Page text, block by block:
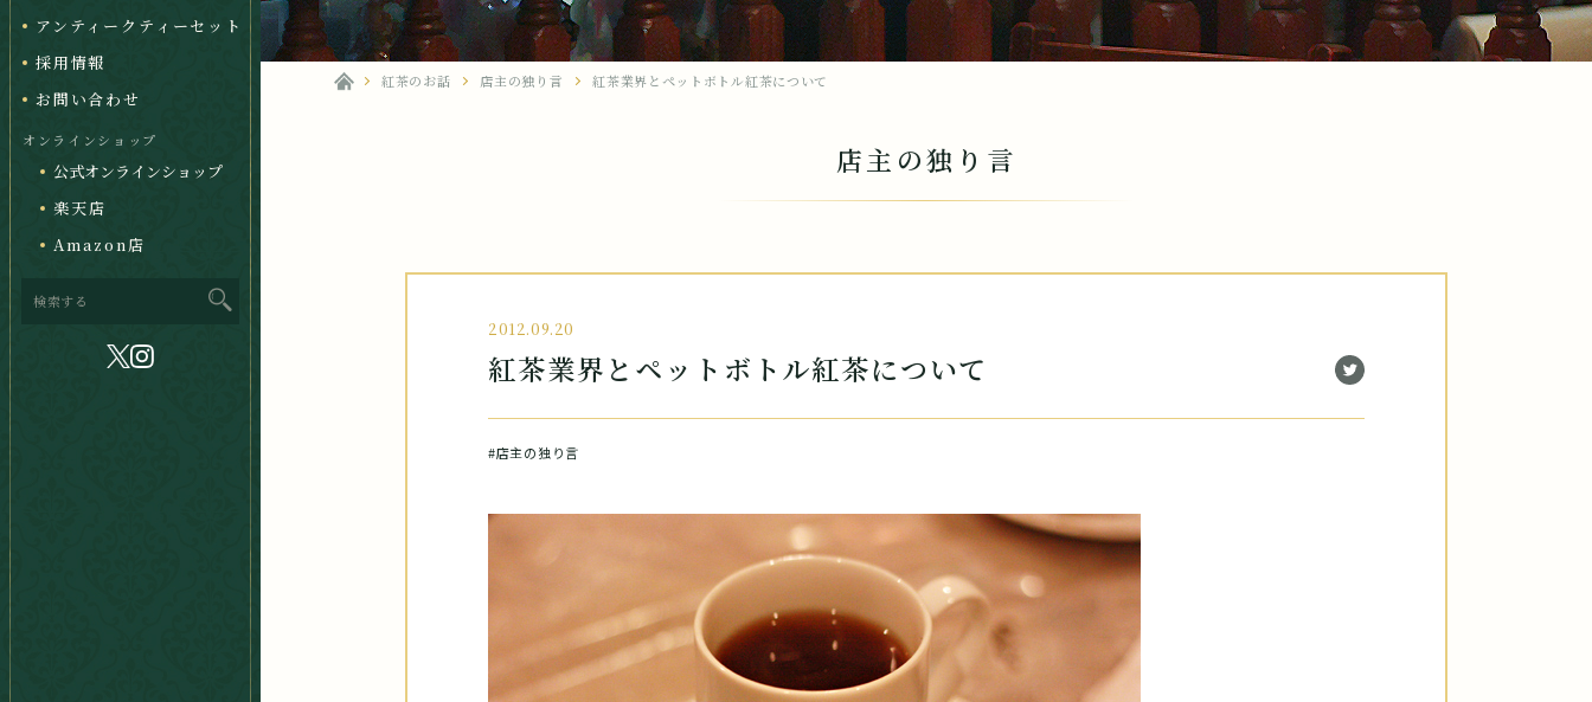
アンティークティーセット
採用情報
お問い合わせ
オンラインショップ
公式オンラインショップ
楽天店
Amazon店
紅茶のお話 店主の独り言 紅茶業界とペットボトル紅茶について
店主の独り言
2012.09.20
紅茶業界とペットボトル紅茶について
#店主の独り言